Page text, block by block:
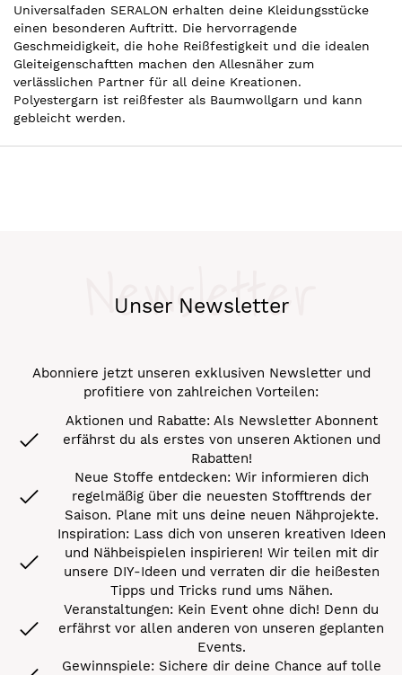
Universalfaden SERALON erhalten deine Kleidungsstücke
einen besonderen Auftritt. Die hervorragende
Geschmeidigkeit, die hohe Reißfestigkeit und die idealen
Gleiteigenschaftten machen den Allesnäher zum
verlässlichen Partner für all deine Kreationen.
Polyestergarn ist reißfester als Baumwollgarn und kann
gebleicht werden.
Unser Newsletter
Newsletter
Abonniere jetzt unseren exklusiven Newsletter und
profitiere von zahlreichen Vorteilen:
Aktionen und Rabatte: Als Newsletter Abonnent
erfährst du als erstes von unseren Aktionen und
Rabatten!
Neue Stoffe entdecken: Wir informieren dich
regelmäßig über die neuesten Stofftrends der
Saison. Plane mit uns deine neuen Nähprojekte.
Inspiration: Lass dich von unseren kreativen Ideen
und Nähbeispielen inspirieren! Wir teilen mit dir
unsere DIY-Ideen und verraten dir die heißesten
Tipps und Tricks rund ums Nähen.
Veranstaltungen: Kein Event ohne dich! Denn du
erfährst vor allen anderen von unseren geplanten
Events.
Gewinnspiele: Sichere dir deine Chance auf tolle